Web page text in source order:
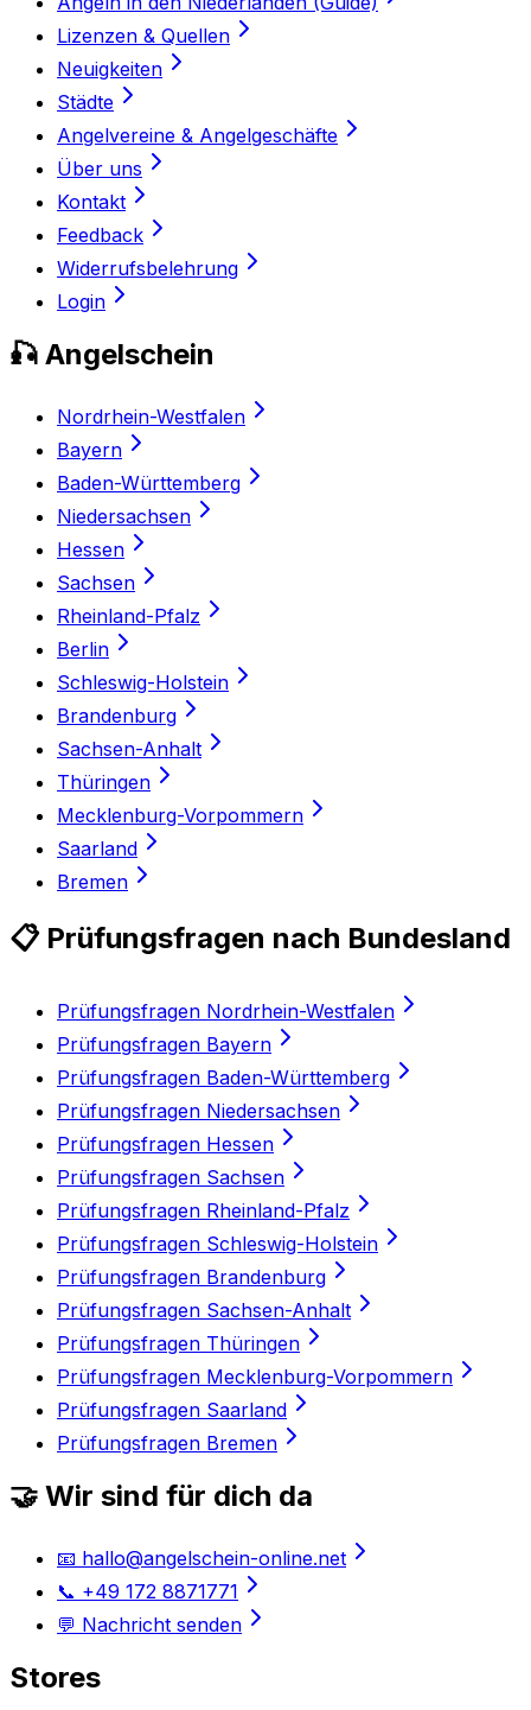
Lizenzen & Quellen
Neuigkeiten
Städte
Angelvereine & Angelgeschäfte
Über uns
Kontakt
Feedback
Widerrufsbelehrung
Login
🎣 Angelschein
Nordrhein-Westfalen
Bayern
Baden-Württemberg
Niedersachsen
Hessen
Sachsen
Rheinland-Pfalz
Berlin
Schleswig-Holstein
Brandenburg
Sachsen-Anhalt
Thüringen
Mecklenburg-Vorpommern
Saarland
Bremen
📋 Prüfungsfragen nach Bundesland
Prüfungsfragen Nordrhein-Westfalen
Prüfungsfragen Bayern
Prüfungsfragen Baden-Württemberg
Prüfungsfragen Niedersachsen
Prüfungsfragen Hessen
Prüfungsfragen Sachsen
Prüfungsfragen Rheinland-Pfalz
Prüfungsfragen Schleswig-Holstein
Prüfungsfragen Brandenburg
Prüfungsfragen Sachsen-Anhalt
Prüfungsfragen Thüringen
Prüfungsfragen Mecklenburg-Vorpommern
Prüfungsfragen Saarland
Prüfungsfragen Bremen
🤝 Wir sind für dich da
📧 hallo@angelschein-online.net
📞 +49 172 8871771
💬 Nachricht senden
Stores